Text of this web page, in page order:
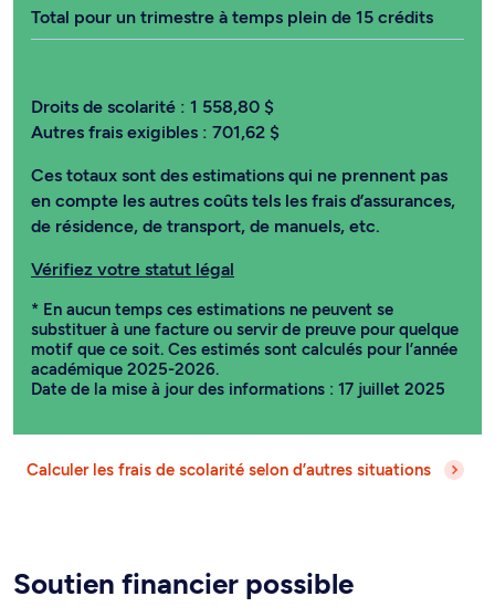
Total pour un trimestre à temps plein de 15 crédits
Droits de scolarité : 1 558,80 $
Autres frais exigibles : 701,62 $
Ces totaux sont des estimations qui ne prennent pas
en compte les autres coûts tels les frais d’assurances,
de résidence, de transport, de manuels, etc.
Vérifiez votre statut légal
* En aucun temps ces estimations ne peuvent se
substituer à une facture ou servir de preuve pour quelque
motif que ce soit. Ces estimés sont calculés pour l’année
académique 2025-2026.
Date de la mise à jour des informations : 17 juillet 2025
Calculer les frais de scolarité selon d’autres situations
Soutien financier possible